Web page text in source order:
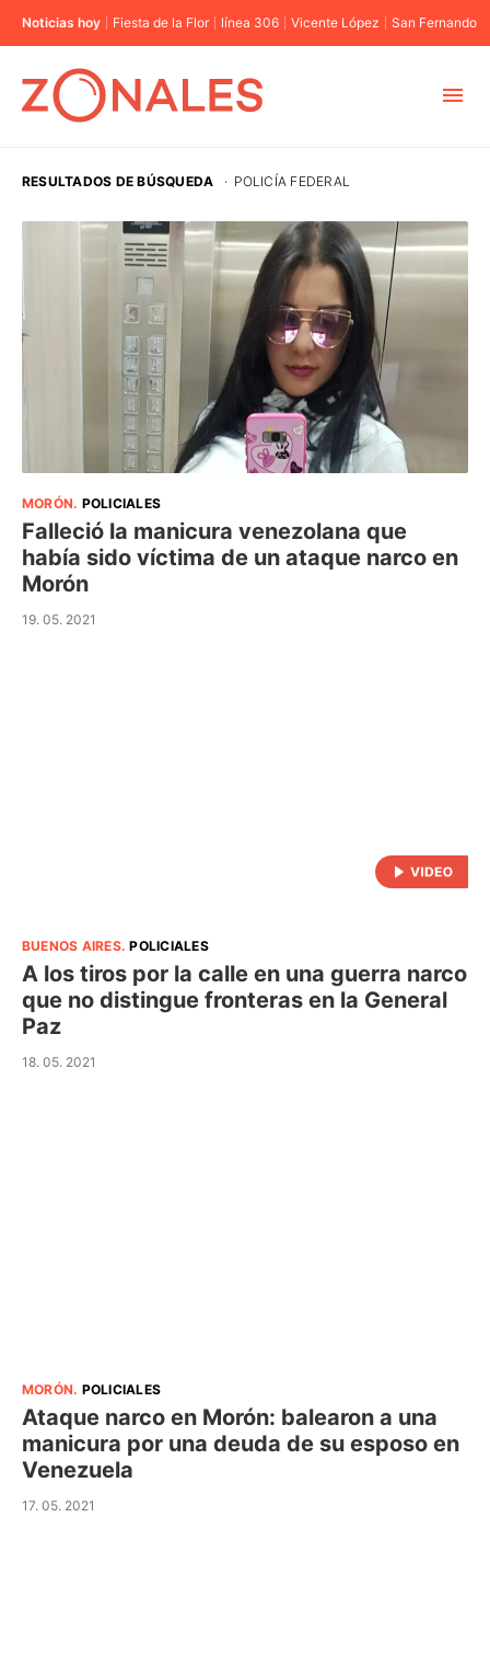
Noticias hoy Fiesta de la Flor línea 306 Vicente López San Fernando
CABA
ELECCIONES 2023
RESULTADOS DE BÚSQUEDA · POLICÍA FEDERAL
MORÓN. POLICIALES
Falleció la manicura venezolana que
había sido víctima de un ataque narco en
Morón
19. 05. 2021
BUENOS AIRES.POLICIALES
A los tiros por la calle en una guerra narco
que no distingue fronteras en la General
Paz
18. 05. 2021
MORÓN. POLICIALES
Ataque narco en Morón: balearon a una
manicura por una deuda de su esposo en
Venezuela
17. 05. 2021